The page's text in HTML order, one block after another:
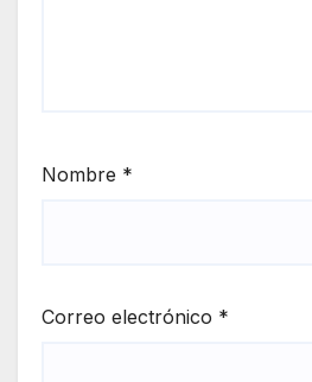
Nombre *
Correo electrónico *